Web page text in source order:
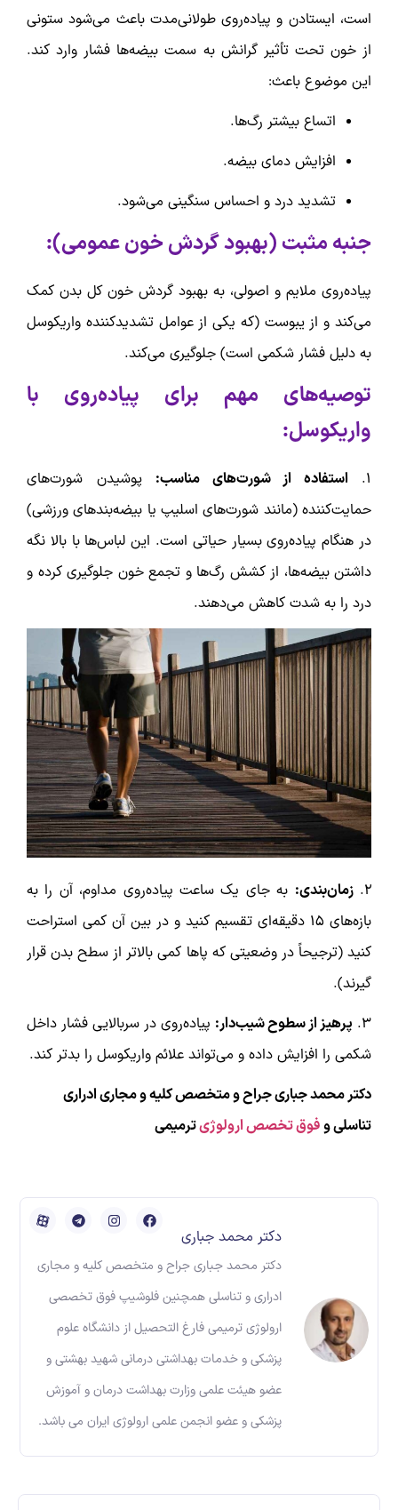
است، ایستادن و پیاده‌روی طولانی‌مدت باعث می‌شود ستونی
از خون تحت تأثیر گرانش به سمت بیضه‌ها فشار وارد کند.
این موضوع باعث:
اتساع بیشتر رگ‌ها.
افزایش دمای بیضه.
تشدید درد و احساس سنگینی می‌شود.
جنبه مثبت (بهبود گردش خون عمومی):
پیاده‌روی ملایم و اصولی، به بهبود گردش خون کل بدن کمک
می‌کند و از یبوست (که یکی از عوامل تشدیدکننده واریکوسل
به دلیل فشار شکمی است) جلوگیری می‌کند.
توصیه‌های مهم برای پیاده‌روی با
واریکوسل:
۱. استفاده از شورت‌های مناسب: پوشیدن شورت‌های
حمایت‌کننده (مانند شورت‌های اسلیپ یا بیضه‌بندهای ورزشی)
در هنگام پیاده‌روی بسیار حیاتی است. این لباس‌ها با بالا نگه
داشتن بیضه‌ها، از کشش رگ‌ها و تجمع خون جلوگیری کرده و
درد را به شدت کاهش می‌دهند.
۲. زمان‌بندی: به جای یک ساعت پیاده‌روی مداوم، آن را به
بازه‌های ۱۵ دقیقه‌ای تقسیم کنید و در بین آن کمی استراحت
کنید (ترجیحاً در وضعیتی که پاها کمی بالاتر از سطح بدن قرار
گیرند).
۳. پرهیز از سطوح شیب‌دار: پیاده‌روی در سربالایی فشار داخل
شکمی را افزایش داده و می‌تواند علائم واریکوسل را بدتر کند.
دکتر محمد جباری جراح و متخصص کلیه و مجاری ادراری
تناسلی وفوق تخصص ارولوژیترمیمی
دکتر محمد جباری
دکتر محمد جباری جراح و متخصص کلیه و مجاری
ادراری و تناسلی همچنین فلوشیپ فوق تخصصی
ارولوژی ترمیمی فارغ التحصیل از دانشگاه علوم
پزشکی و خدمات بهداشتی درمانی شهید بهشتی و
عضو هیئت علمی وزارت بهداشت درمان و آموزش
پزشکی و عضو انجمن علمی ارولوژی ایران می باشد.